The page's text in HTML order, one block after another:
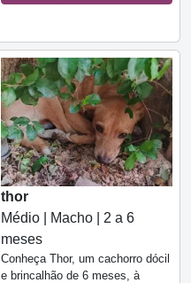
thor
Médio | Macho | 2 a 6
meses
Conheça Thor, um cachorro dócil
e brincalhão de 6 meses, à